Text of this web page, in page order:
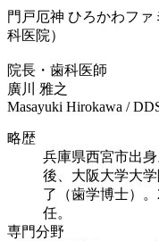
門戸厄神 ひろかわフ
科医院）
院長・歯科医師
廣川 雅之
Masayuki Hirokawa /
略歴
兵庫県西宮市出
後、大阪大学大
了（歯学博士）
任。
専門分野